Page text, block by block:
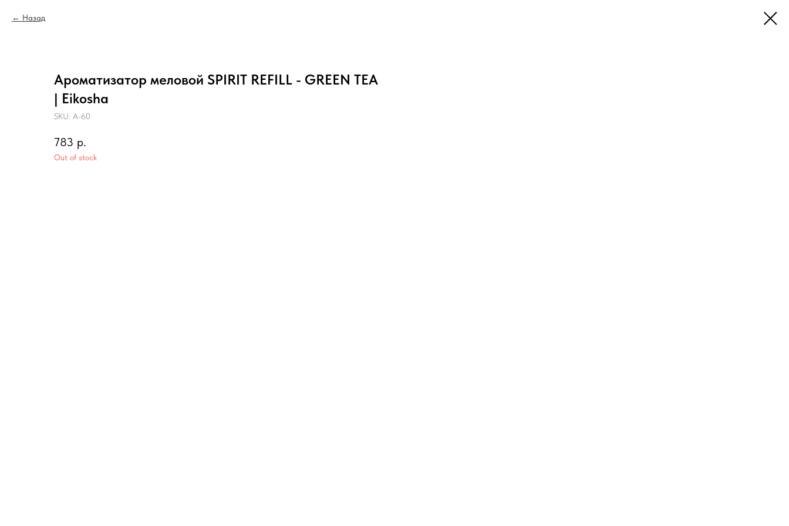
Назад
Ароматизатор меловой SPIRIT REFILL - GREEN TEA
| Eikosha
SKU: A-60
783 р.
Out of stock